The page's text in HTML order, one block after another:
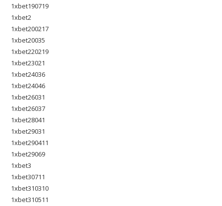
1xbet190719
1xbet2
1xbet200217
1xbet20035
1xbet220219
1xbet23021
1xbet24036
1xbet24046
1xbet26031
1xbet26037
1xbet28041
1xbet29031
1xbet290411
1xbet29069
1xbet3
1xbet30711
1xbet310310
1xbet310511